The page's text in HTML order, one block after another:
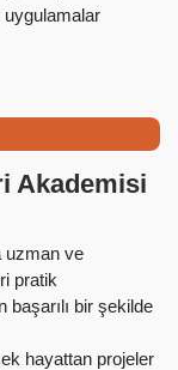
uygulamalar
Akademisi
uzman ve
pratik
bir şekilde
hayattan projeler